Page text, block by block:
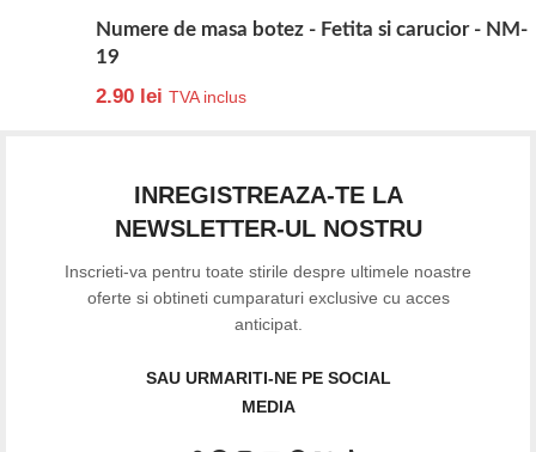
Numere de masa botez - Fetita si carucior - NM-
19
2.90 lei TVA inclus
INREGISTREAZA-TE LA
NEWSLETTER-UL NOSTRU
Inscrieti-va pentru toate stirile despre ultimele noastre
oferte si obtineti cumparaturi exclusive cu acces
anticipat.
SAU URMARITI-NE PE SOCIAL
MEDIA